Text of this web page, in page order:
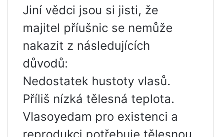
Jiní vědci jsou si jisti, že
majitel příušnic se nemůže
nakazit z následujících
důvodů:
Nedostatek hustoty vlasů.
Příliš nízká tělesná teplota.
Vlasoyedam pro existenci a